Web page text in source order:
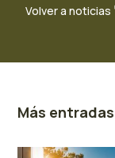
Volver a noticias
Más entradas